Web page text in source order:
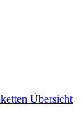
Übersicht